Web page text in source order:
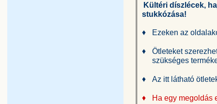
Kültéri díszlécek,
stukkózása!
♦ Ezeken az
♦
Ötleteket
szükséges
♦ Az itt látható
♦
Ha egy megoldás